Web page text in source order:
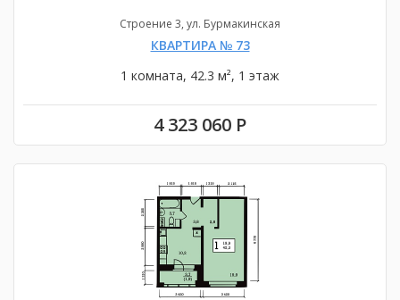
Строение 3, ул. Бурмакинская
КВАРТИРА № 73
1 комната, 42.3 м², 1 этаж
4 323 060 Р